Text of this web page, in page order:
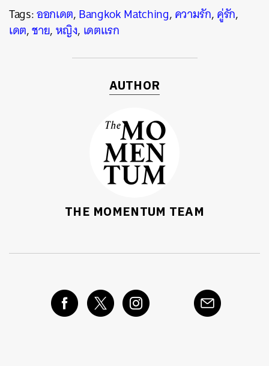
Tags:ออกเดต,Bangkok Matching,ความรัก,คู่รัก,
เดต,ชาย,หญิง, เดตแรก
AUTHOR
THE MOMENTUM TEAM